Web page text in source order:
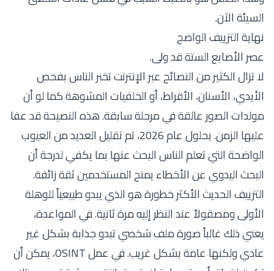
السيئة الآن.
نهاية التزييف الواضح
عصر الأصابع الستة قد ولى.
لا تزال الكثير من النصائح عبر الإنترنت تخبر الناس بفحص
الأيدي، الأسنان، الأقراط، أو الخلفيات المشوهة كما لو أن
مولدات الصور عالقة في مرحلة سابقة. هذه النصيحة قد عفا
عليها الزمن. بحلول عام 2026، تم تقليل العديد من العيوب
الواضحة التي تعلم الناس البحث عنها بما يكفي لدرجة أن
البحث اليدوي عن الأخطاء يمنح المستخدمين ثقة زائفة.
التزييف الحديث الأكثر خطورة هو الذي يبدو طبيعياً للوهلة
الأولى ومصقولاً عند النظر إليه مرة ثانية. في المواعدة،
يعني ذلك غالباً صورة ملف شخصي تبدو جذابة بشكل غير
عادي ولكنها عامة بشكل غريب. في عمل OSINT، يمكن أن